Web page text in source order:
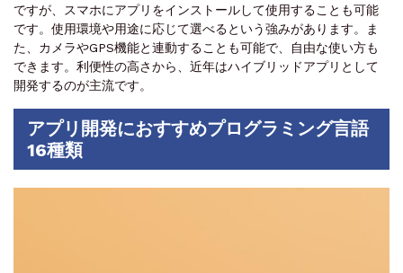
ですが、スマホにアプリをインストールして使用することも可能
です。使用環境や用途に応じて選べるという強みがあります。ま
た、カメラやGPS機能と連動することも可能で、自由な使い方も
できます。利便性の高さから、近年はハイブリッドアプリとして
開発するのが主流です。
アプリ開発におすすめプログラミング言語
16種類